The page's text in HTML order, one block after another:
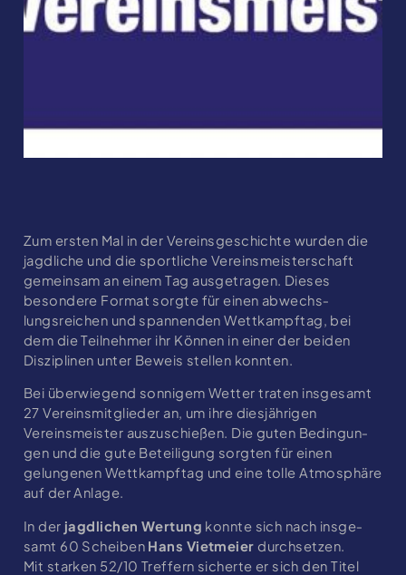
Zum ersten Mal in der Vereinsgeschichte wurden die
jagdliche und die sportliche Vereinsmeister­schaft
gemeinsam an einem Tag ausgetragen. Dieses
besondere Format sorgte für einen ab­wechs­
lungsreichen und spannenden Wett­kampf­tag, bei
dem die Teilnehmer ihr Können in einer der beiden
Disziplinen unter Beweis stellen konnten.
Bei überwiegend sonnigem Wetter traten ins­ge­samt
27 Vereinsmitglieder an, um ihre diesjährigen
Vereinsmeister auszuschießen. Die guten Be­din­gun­
gen und die gute Beteiligung sorgten für einen
gelungenen Wettkampftag und eine tolle Atmo­sphäre
auf der Anlage.
In der jagdlichen Wertung konnte sich nach ins­ge­
samt 60 Scheiben Hans Vietmeier durch­setzen.
Mit starken 52/10 Treffern sicherte er sich den Titel